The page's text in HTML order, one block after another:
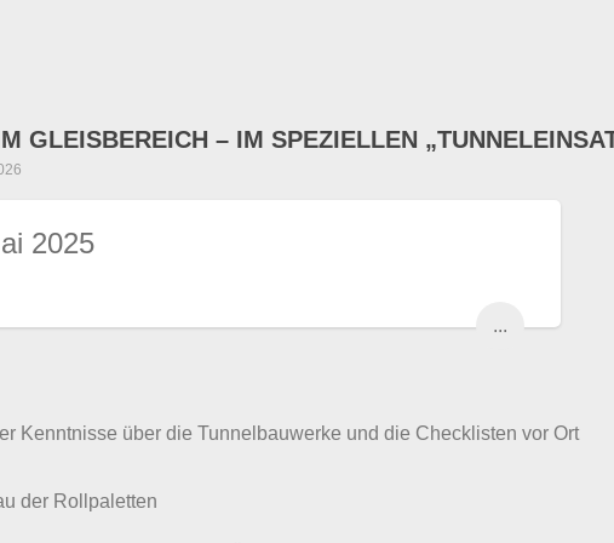
GLEISBEREICH – IM SPEZIELLEN
2025
...
Kenntnisse über die Tunnelbauwerke und die Checklisten vor Ort
der Rollpaletten